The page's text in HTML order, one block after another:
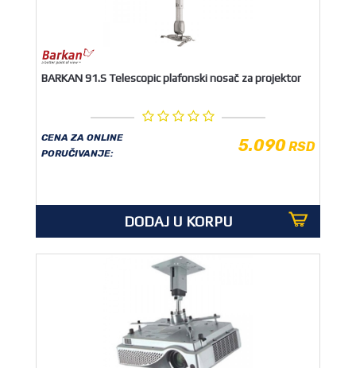
BARKAN 91.S Telescopic plafonski nosač za projektor
CENA ZA ONLINE
PORUČIVANJE:
5.090RSD
DODAJ U KORPU